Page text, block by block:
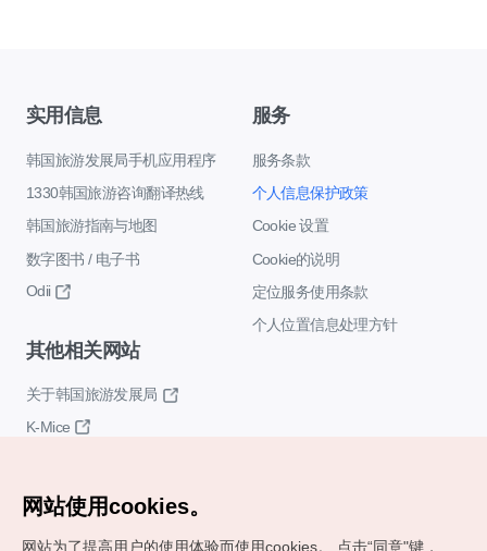
实用信息
韩国旅游发展局手机应用程序
1330韩国旅游咨询翻译热线
韩国旅游指南与地图
数字图书 / 电子书
Odii
服务
服务条款
个人信息保护政策
Cookie 设置
Cookie的说明
定位服务使用条款
个人位置信息处理方针
其他相关网站
关于韩国旅游发展局
K-Mice
网站使用cookies。
网站为了提高用户的使用体验而使用cookies。 点击“同意"键，